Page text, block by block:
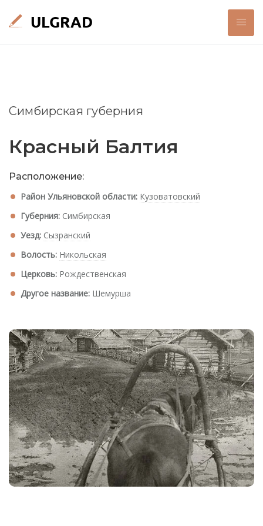
Симбирская губерния
Красный Балтия
Расположение:
Район Ульяновской области: Кузоватовский
Губерния: Симбирская
Уезд: Сызранский
Волость: Никольская
Церковь: Рождественская
Другое название: Шемурша